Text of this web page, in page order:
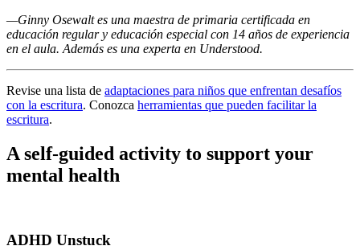
—Ginny Osewalt es una maestra de primaria certificada en
educación regular y educación especial con 14 años de experiencia
en el aula. Además es una experta en Understood.
Revise una lista de adaptaciones para niños que enfrentan desafíos
con la escritura. Conozca herramientas que pueden facilitar la
escritura.
A self-guided activity to support your
mental health
ADHD Unstuck